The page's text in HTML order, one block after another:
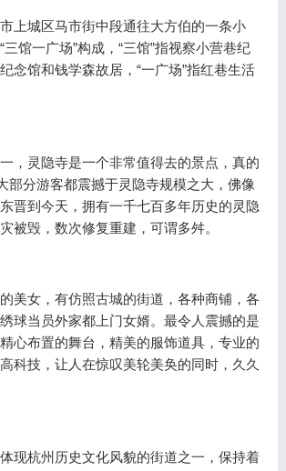
上城区马市街中段通往大方伯的一条小
馆一广场”构成，“三馆”指视察小营巷纪
念馆和钱学森故居，“一广场”指红巷生活
，灵隐寺是一个非常值得去的景点，真的
部分游客都震撼于灵隐寺规模之大，佛像
晋到今天，拥有一千七百多年历史的灵隐
被毁，数次修复重建，可谓多舛。
美女，有仿照古城的街道，各种商铺，各
球当员外家都上门女婿。最令人震撼的是
心布置的舞台，精美的服饰道具，专业的
科技，让人在惊叹美轮美奂的同时，久久
现杭州历史文化风貌的街道之一，保持着